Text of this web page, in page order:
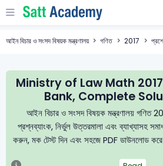
আইন বিচার ও সংসদ বিষয়ক মন্ত্রণালয় গণিত 2017
Ministry of Law Math
Bank, Complete
আইন বিচার ও সংসদ বিষয়ক মন্ত্রণালয় গণিত
প্রশ্নব্যাংক, নির্ভুল উত্তরমালা এবং ব্যাখ্যাসহ
করুন, মক টেস্ট দিন এবং সহজে PDF ডাউনলোড